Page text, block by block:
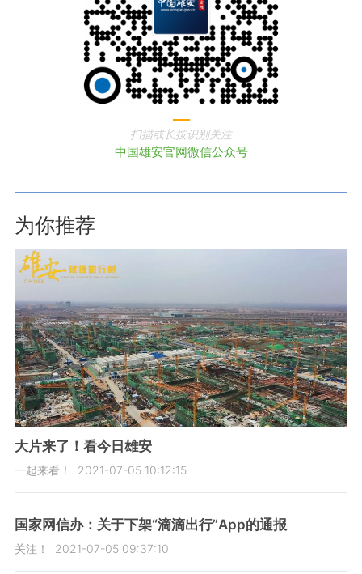
扫描或长按识别关注
中国雄安官网微信公众号
为你推荐
大片来了！看今日雄安
一起来看！ 2021-07-05 10:12:15
国家网信办：关于下架“滴滴出行”App的通报
关注！ 2021-07-05 09:37:10